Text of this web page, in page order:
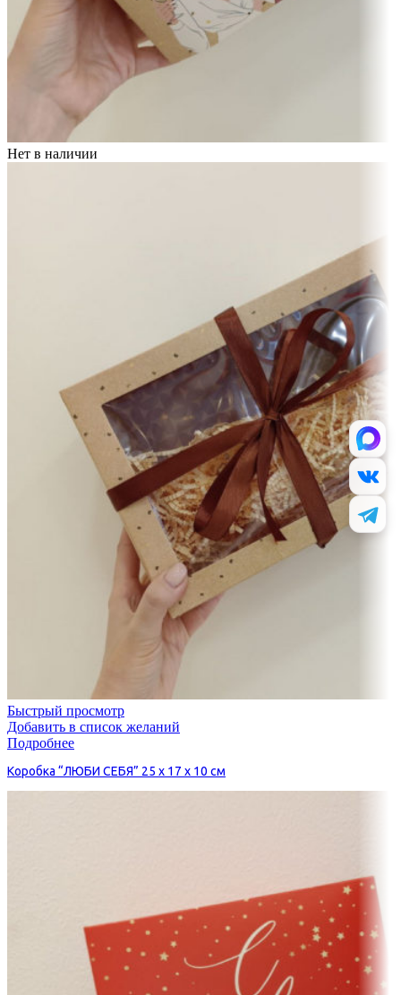
Нет в наличии
Быстрый просмотр
Добавить в список желаний
Подробнее
Коробка “ЛЮБИ СЕБЯ” 25 х 17 х 10 см